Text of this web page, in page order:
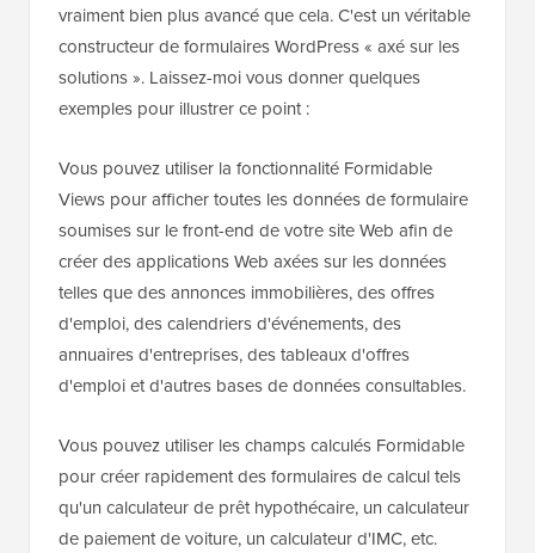
vraiment bien plus avancé que cela. C'est un véritable
constructeur de formulaires WordPress « axé sur les
solutions ». Laissez-moi vous donner quelques
exemples pour illustrer ce point :
Vous pouvez utiliser la fonctionnalité Formidable
Views pour afficher toutes les données de formulaire
soumises sur le front-end de votre site Web afin de
créer des applications Web axées sur les données
telles que des annonces immobilières, des offres
d'emploi, des calendriers d'événements, des
annuaires d'entreprises, des tableaux d'offres
d'emploi et d'autres bases de données consultables.
Vous pouvez utiliser les champs calculés Formidable
pour créer rapidement des formulaires de calcul tels
qu'un calculateur de prêt hypothécaire, un calculateur
de paiement de voiture, un calculateur d'IMC, etc.